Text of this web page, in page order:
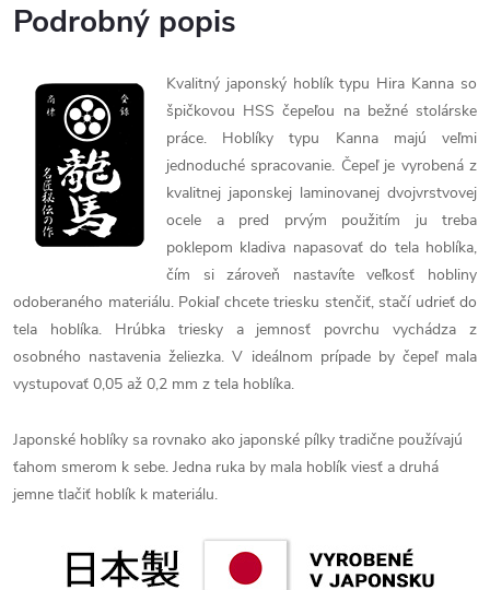
Podrobný popis
Kvalitný japonský hoblík typu Hira Kanna so
špičkovou HSS čepeľou na bežné stolárske
práce. Hoblíky typu Kanna majú veľmi
jednoduché spracovanie. Čepeľ je vyrobená z
kvalitnej japonskej laminovanej dvojvrstvovej
ocele a pred prvým použitím ju treba
poklepom kladiva napasovať do tela hoblíka,
čím si zároveň nastavíte veľkosť hobliny
odoberaného materiálu. Pokiaľ chcete triesku stenčiť, stačí udrieť do
tela hoblíka. Hrúbka triesky a jemnosť povrchu vychádza z
osobného nastavenia želiezka. V ideálnom prípade by čepeľ mala
vystupovať 0,05 až 0,2 mm z tela hoblíka.
Japonské hoblíky sa rovnako ako japonské pílky tradične používajú
ťahom smerom k sebe. Jedna ruka by mala hoblík viesť a druhá
jemne tlačiť hoblík k materiálu.